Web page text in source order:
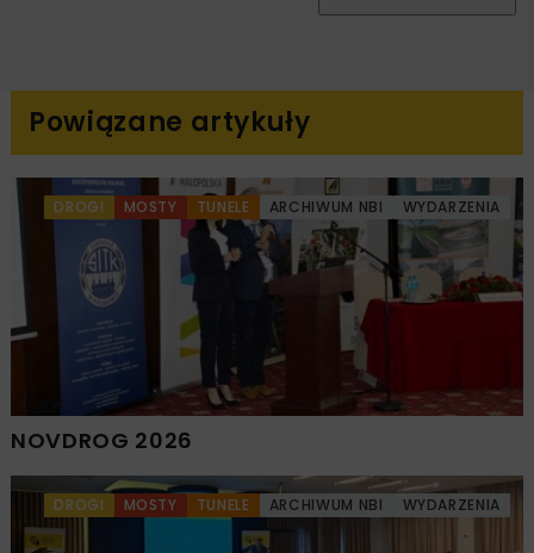
Powiązane artykuły
DROGI MOSTY TUNELE ARCHIWUM NBI WYDARZENIA
NOVDROG 2026
DROGI MOSTY TUNELE ARCHIWUM NBI WYDARZENIA